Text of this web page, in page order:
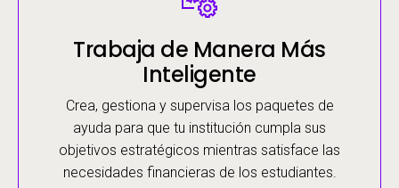
Trabaja de Manera Más
Inteligente
Crea, gestiona y supervisa los paquetes de
ayuda para que tu institución cumpla sus
objetivos estratégicos mientras satisface las
necesidades financieras de los estudiantes.